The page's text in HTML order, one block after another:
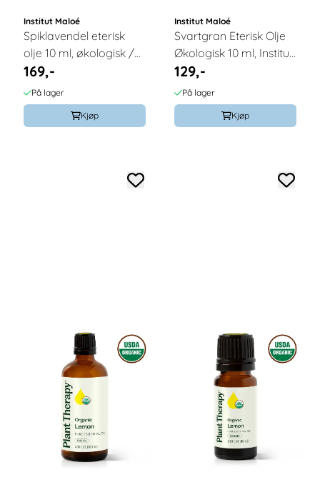
Institut Maloé
Spiklavendel eterisk
olje 10 ml, økologisk /
Institut Maloé
169,-
På lager
Kjøp
Institut Maloé
Svartgran Eterisk Olje
Økologisk 10 ml, Institut
Maloé
129,-
På lager
Kjøp